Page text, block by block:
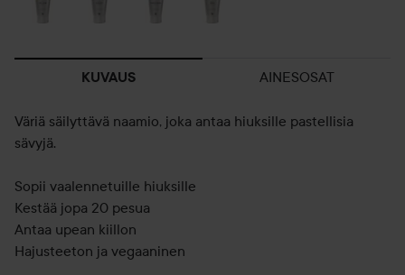
KUVAUS AINESOSAT
Väriä säilyttävä naamio, joka antaa hiuksille pastellisia
sävyjä.
Sopii vaalennetuille hiuksille
Kestää jopa 20 pesua
Antaa upean kiillon
Hajusteeton ja vegaaninen